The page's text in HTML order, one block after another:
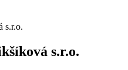
s.r.o.
s.r.o.